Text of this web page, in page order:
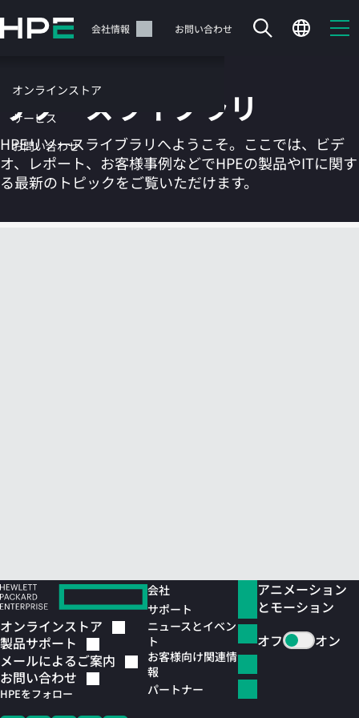
イ
テ
ツ
に
ス
ッ
サポート 会社情報 お問い合わせ
オンラインストア
サービス
お問い合わせ
カートは空です
リソースライブラリ
HPEリソースライブラリへようこそ。ここでは、ビデ
オ、レポート、お客様事例などでHPEの製品やITに関す
る最新のトピックをご覧いただけます。
オンラインストア
製品サポート
メールによるご案内
お問い合わせ
HPEをフォロー
会社
サポート
ニュースとイベン
ト
お客様向け関連情
報
パートナー
アニメーション
とモーション
オフ
オン